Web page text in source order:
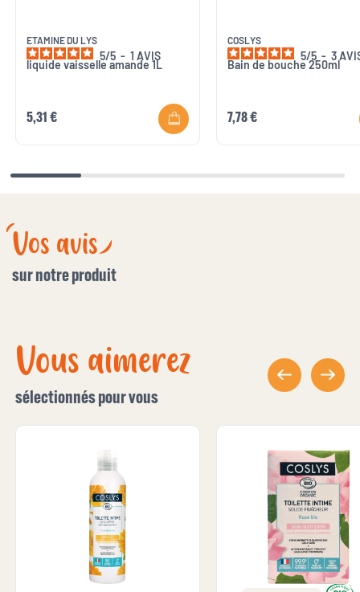
ETAMINE DU LYS
5/5 - 1 AVIS
liquide vaisselle amande 1L
5,31 €
COSLYS
5/5 - 3
Bain de bouche 250ml
7,78 €
Vos avis
sur notre produit
Vous aimerez
sélectionnés pour vous